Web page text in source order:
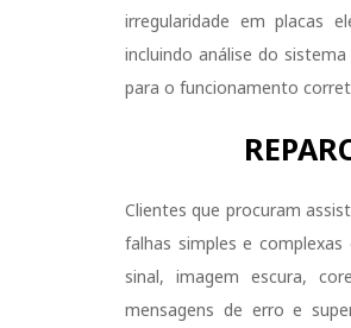
irregularidade em placas
incluindo análise do
para o funcionamento
Clientes que procuram
falhas simples e
sinal, imagem escura,
mensagens de erro e